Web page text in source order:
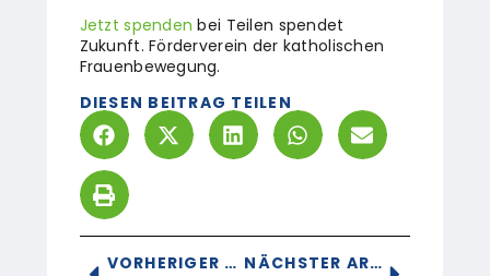
Jetzt spenden bei Teilen spendet
Zukunft. Förderverein der katholischen
Frauenbewegung.
DIESEN BEITRAG TEILEN
VORHERIGER ARTIKEL NÄCHSTER ARTIKEL